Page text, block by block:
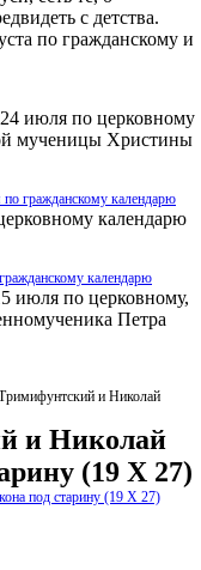
с детства.
по гражданскому и
июля по церковному
мученицы Христины
гражданскому календарю
календарю
календарю
июля по церковному,
Петра
и Николай
и Николай
(19 Х 27)